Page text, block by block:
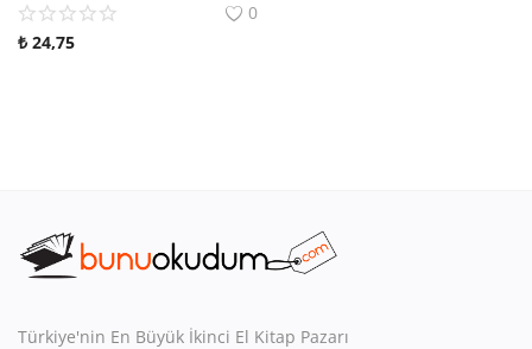
0
₺ 24,75
Türkiye'nin En Büyük İkinci El Kitap Pazarı